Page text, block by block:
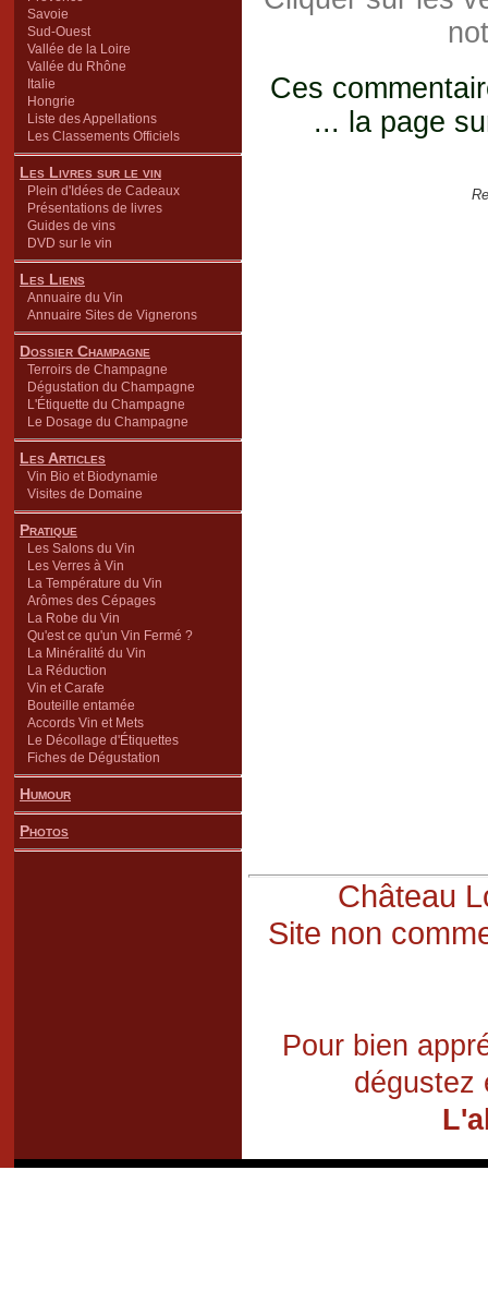
Savoie
Sud-Ouest
Vallée de la Loire
Vallée du Rhône
Italie
Hongrie
Liste des Appellations
Les Classements Officiels
Les Livres sur le vin
Plein d'Idées de Cadeaux
Présentations de livres
Guides de vins
DVD sur le vin
Les Liens
Annuaire du Vin
Annuaire Sites de Vignerons
Dossier Champagne
Terroirs de Champagne
Dégustation du Champagne
L'Étiquette du Champagne
Le Dosage du Champagne
Les Articles
Vin Bio et Biodynamie
Visites de Domaine
Pratique
Les Salons du Vin
Les Verres à Vin
La Température du Vin
Arômes des Cépages
La Robe du Vin
Qu'est ce qu'un Vin Fermé ?
La Minéralité du Vin
La Réduction
Vin et Carafe
Bouteille entamée
Accords Vin et Mets
Le Décollage d'Étiquettes
Fiches de Dégustation
Humour
Photos
Ces
... la page
Château
Site non
Pour bien
dégustez